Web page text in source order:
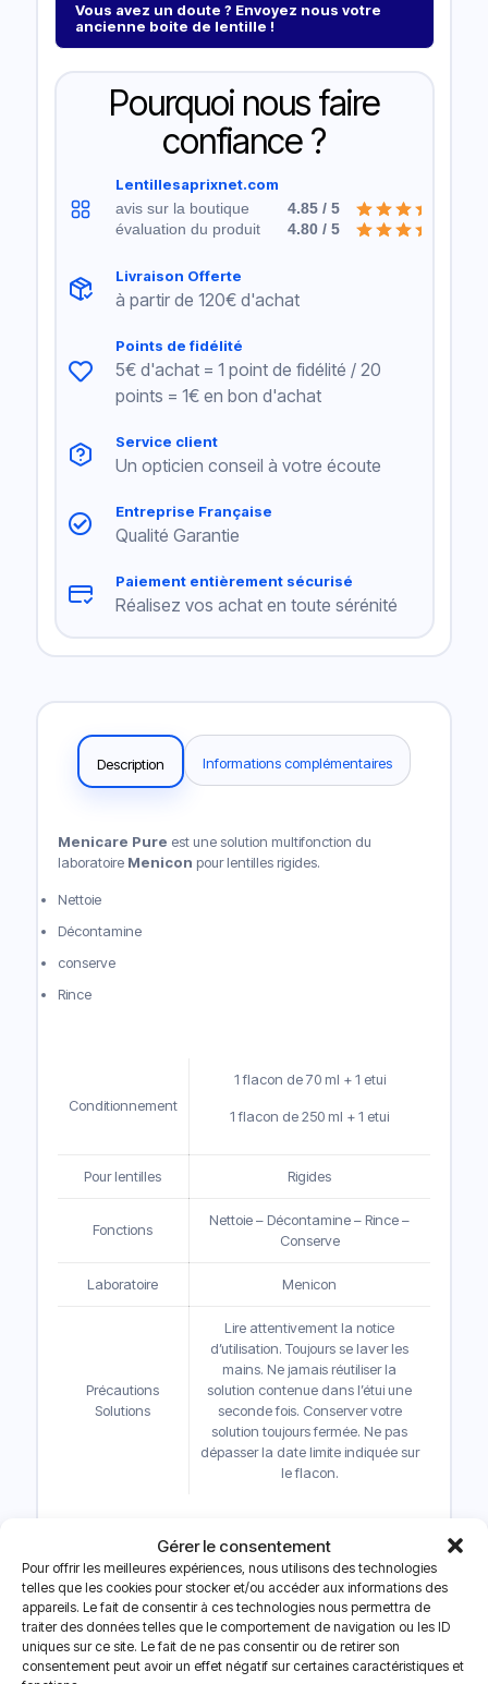
Gérer le consentement
Pour offrir les meilleures expériences, nous utilisons des technologies
telles que les cookies pour stocker et/ou accéder aux informations des
appareils. Le fait de consentir à ces technologies nous permettra de
traiter des données telles que le comportement de navigation ou les ID
uniques sur ce site. Le fait de ne pas consentir ou de retirer son
consentement peut avoir un effet négatif sur certaines caractéristiques et
Vous avez un doute ? Envoyez nous votre
ancienne boite de lentille !
Pourquoi nous faire
confiance ?
Lentillesaprixnet.com
avis sur la boutique
4.85 / 5
évaluation du produit
4.80 / 5
Livraison Offerte
à partir de 120€ d'achat
Points de fidélité
5€ d'achat = 1 point de fidélité / 20
points = 1€ en bon d'achat
Service client
Un opticien conseil à votre écoute
Entreprise Française
Qualité Garantie
Paiement entièrement sécurisé
Réalisez vos achat en toute sérénité
Description Informations complémentaires
Menicare Pure est une solution multifonction du
laboratoire Menicon pour lentilles rigides.
Nettoie
Décontamine
conserve
Rince
Conditionnement
1 flacon de 70 ml + 1 etui
1 flacon de 250 ml + 1 etui
Pour lentilles Rigides
Fonctions
Nettoie – Décontamine – Rince –
Conserve
Laboratoire Menicon
Précautions
Solutions
Lire attentivement la notice
d’utilisation. Toujours se laver les
mains. Ne jamais réutiliser la
solution contenue dans l’étui une
seconde fois. Conserver votre
solution toujours fermée. Ne pas
dépasser la date limite indiquée sur
le flacon.